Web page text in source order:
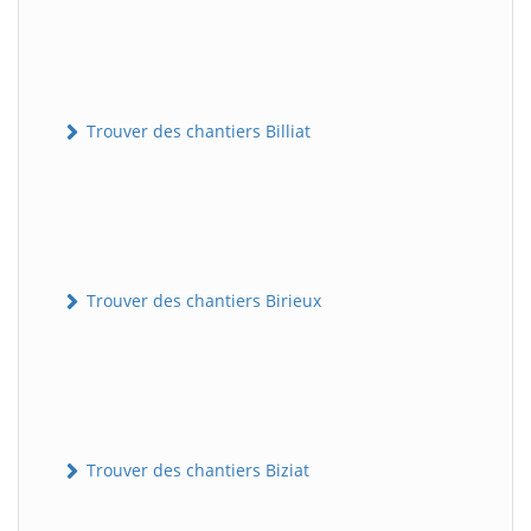
Trouver des chantiers Billiat
Trouver des chantiers Birieux
Trouver des chantiers Biziat